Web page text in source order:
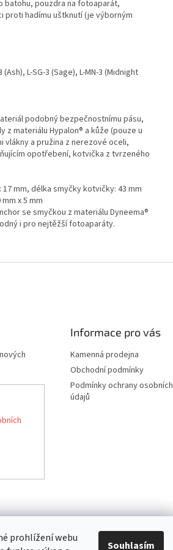
prohlížení webu
Souhlasím
batohu, pouzdra na fotoaparát,
proti hadímu uštknutí (je výborným
(Ash), L-SG-3 (Sage), L-MN-3 (Midnight
podobný bezpečnostnímu pásu,
materiálu Hypalon® a kůže (pouze u
vlákny a pružina z nerezové oceli,
opotřebení, kotvička z tvrzeného
17 mm, délka smyčky kotvičky: 43 mm
mm x 5 mm
se smyčkou z materiálu Dyneema®
i pro nejtěžší fotoaparáty.
Informace pro vás
Kamenná prodejna
Obchodní podmínky
Podmínky ochrany osobních
údajů